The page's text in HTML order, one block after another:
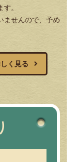
。
ませんので、予め
く見る